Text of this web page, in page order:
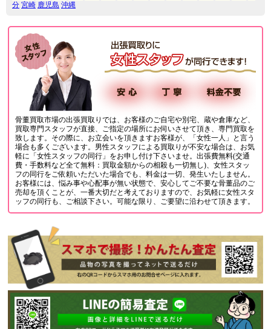
分 宮崎 鹿児島 沖縄
骨董買取市場の出張買取りでは、お客様のご自宅や別宅、蔵や倉庫など、
買取専門スタッフが直接、ご指定の場所にお伺いさせて頂き、専門買取を
致します。その際に、お立会いを頂きますお客様が、「女性一人」と言う
場合も多くございます。男性スタッフによる買取りが不安な場合は、お気
軽に「女性スタッフの同行」をお申し付け下さいませ。出張費無料(交通
費・手数料など全て無料：買取金額からの相殺も一切無し)、女性スタッ
フの同行をご依頼いただいた場合でも、料金は一切、発生いたしません。
お客様には、悩み事や心配事が無い状態で、安心してご不要な骨董品のご
売却を頂くことが、一番大切だと考えておりますので、お気軽に女性スタ
ッフの同行も、ご相談下さい。可能な限り、ご要望に沿わせて頂きます。